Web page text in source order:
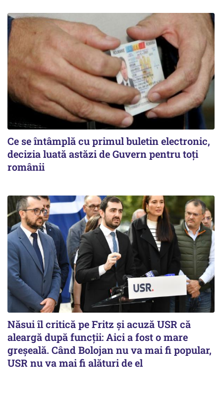
Ce se întâmplă cu primul buletin electronic,
decizia luată astăzi de Guvern pentru toți
românii
Năsui îl critică pe Fritz și acuză USR că
aleargă după funcții: Aici a fost o mare
greșeală. Când Bolojan nu va mai fi popular,
USR nu va mai fi alături de el